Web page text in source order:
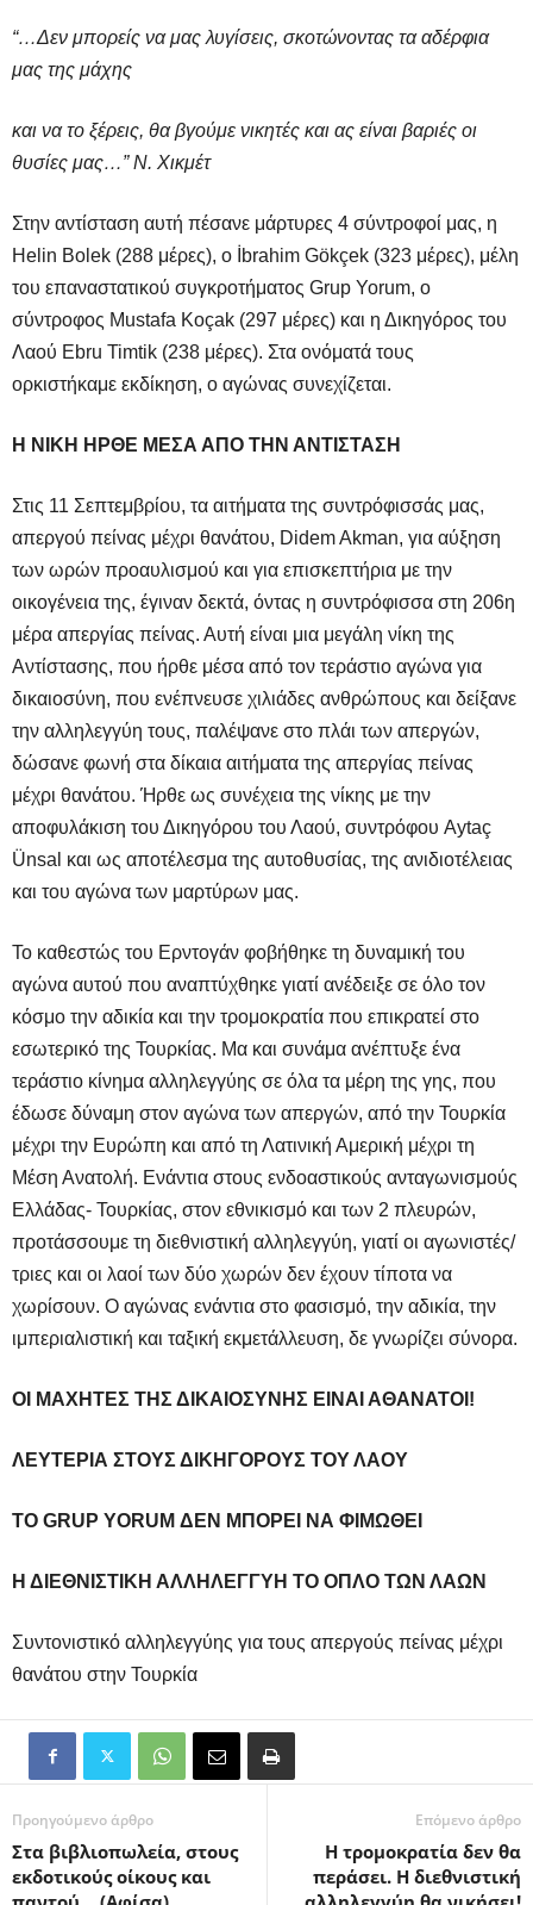
“…Δεν μπορείς να μας λυγίσεις, σκοτώνοντας τα αδέρφια
μας της μάχης
και να το ξέρεις, θα βγούμε νικητές και ας είναι βαριές οι
θυσίες μας…” Ν. Χικμέτ
Στην αντίσταση αυτή πέσανε μάρτυρες 4 σύντροφοί μας, η
Helin Bolek (288 μέρες), o İbrahim Gökçek (323 μέρες), μέλη
του επαναστατικού συγκροτήματος Grup Yorum, o
σύντροφος Mustafa Koçak (297 μέρες) και η Δικηγόρος του
Λαού Ebru Timtik (238 μέρες). Στα ονόματά τους
ορκιστήκαμε εκδίκηση, ο αγώνας συνεχίζεται.
Η ΝΙΚΗ ΗΡΘΕ ΜΕΣΑ ΑΠΟ ΤΗΝ ΑΝΤΙΣΤΑΣΗ
Στις 11 Σεπτεμβρίου, τα αιτήματα της συντρόφισσάς μας,
απεργού πείνας μέχρι θανάτου, Didem Akman, για αύξηση
των ωρών προαυλισμού και για επισκεπτήρια με την
οικογένεια της, έγιναν δεκτά, όντας η συντρόφισσα στη 206η
μέρα απεργίας πείνας. Αυτή είναι μια μεγάλη νίκη της
Αντίστασης, που ήρθε μέσα από τον τεράστιο αγώνα για
δικαιοσύνη, που ενέπνευσε χιλιάδες ανθρώπους και δείξανε
την αλληλεγγύη τους, παλέψανε στο πλάι των απεργών,
δώσανε φωνή στα δίκαια αιτήματα της απεργίας πείνας
μέχρι θανάτου. Ήρθε ως συνέχεια της νίκης με την
αποφυλάκιση του Δικηγόρου του Λαού, συντρόφου Aytaç
Ünsal και ως αποτέλεσμα της αυτοθυσίας, της ανιδιοτέλειας
και του αγώνα των μαρτύρων μας.
Το καθεστώς του Ερντογάν φοβήθηκε τη δυναμική του
αγώνα αυτού που αναπτύχθηκε γιατί ανέδειξε σε όλο τον
κόσμο την αδικία και την τρομοκρατία που επικρατεί στο
εσωτερικό της Τουρκίας. Μα και συνάμα ανέπτυξε ένα
τεράστιο κίνημα αλληλεγγύης σε όλα τα μέρη της γης, που
έδωσε δύναμη στον αγώνα των απεργών, από την Τουρκία
μέχρι την Ευρώπη και από τη Λατινική Αμερική μέχρι τη
Μέση Ανατολή. Ενάντια στους ενδοαστικούς ανταγωνισμούς
Ελλάδας- Τουρκίας, στον εθνικισμό και των 2 πλευρών,
προτάσσουμε τη διεθνιστική αλληλεγγύη, γιατί οι αγωνιστές/
τριες και οι λαοί των δύο χωρών δεν έχουν τίποτα να
χωρίσουν. Ο αγώνας ενάντια στο φασισμό, την αδικία, την
ιμπεριαλιστική και ταξική εκμετάλλευση, δε γνωρίζει σύνορα.
ΟΙ ΜΑΧΗΤΕΣ ΤΗΣ ΔΙΚΑΙΟΣΥΝΗΣ ΕΙΝΑΙ ΑΘΑΝΑΤΟΙ!
ΛΕΥΤΕΡΙΑ ΣΤΟΥΣ ΔΙΚΗΓΟΡΟΥΣ ΤΟΥ ΛΑΟΥ
ΤΟ GRUP YORUM ΔΕΝ ΜΠΟΡΕΙ ΝΑ ΦΙΜΩΘΕΙ
Η ΔΙΕΘΝΙΣΤΙΚΗ ΑΛΛΗΛΕΓΓΥΗ ΤΟ ΟΠΛΟ ΤΩΝ ΛΑΩΝ
Συντονιστικό αλληλεγγύης για τους απεργούς πείνας μέχρι
θανάτου στην Τουρκία
Προηγούμενο άρθρο
Στα βιβλιοπωλεία, στους
εκδοτικούς οίκους και
Επόμενο άρθρο
Η τρομοκρατία δεν θα
περάσει. Η διεθνιστική